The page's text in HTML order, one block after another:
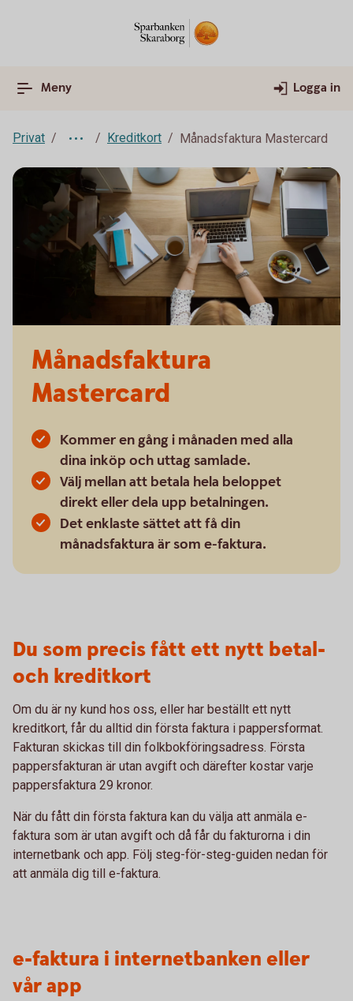
Meny Logga in
Privat Kreditkort Månadsfaktura Mastercard
Månadsfaktura
Mastercard
Kommer en gång i månaden med alla
dina inköp och uttag samlade.
Välj mellan att betala hela beloppet
direkt eller dela upp betalningen.
Det enklaste sättet att få din
månadsfaktura är som e-faktura.
Du som precis fått ett nytt betal-
och kreditkort
Om du är ny kund hos oss, eller har beställt ett nytt
kreditkort, får du alltid din första faktura i pappersformat.
Fakturan skickas till din folkbokföringsadress. Första
pappersfakturan är utan avgift och därefter kostar varje
pappersfaktura 29 kronor.
När du fått din första faktura kan du välja att anmäla e-
faktura som är utan avgift och då får du fakturorna i din
internetbank och app. Följ steg-för-steg-guiden nedan för
att anmäla dig till e-faktura.
e-faktura i internetbanken eller
vår app